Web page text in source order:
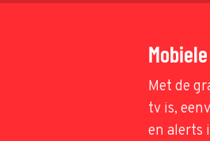
Met de
tv is,
en alerts